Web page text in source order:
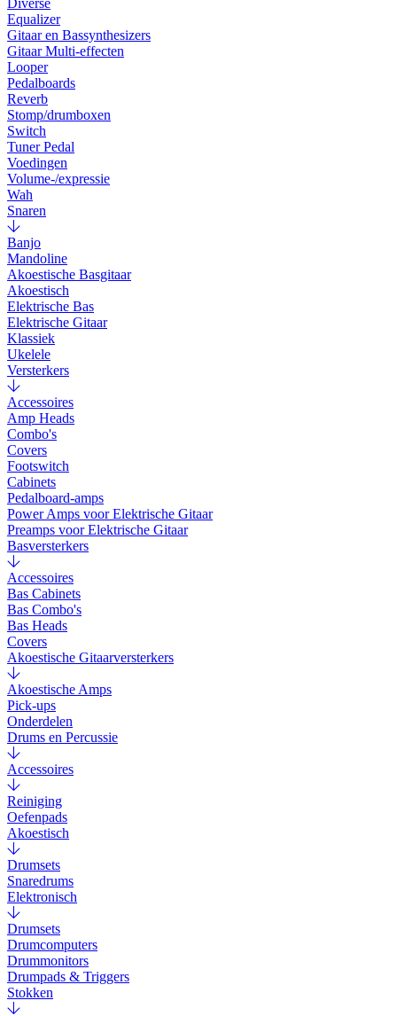
Diverse
Equalizer
Gitaar en Bassynthesizers
Gitaar Multi-effecten
Looper
Pedalboards
Reverb
Stomp/drumboxen
Switch
Tuner Pedal
Voedingen
Volume-/expressie
Wah
Snaren
Banjo
Mandoline
Akoestische Basgitaar
Akoestisch
Elektrische Bas
Elektrische Gitaar
Klassiek
Ukelele
Versterkers
Accessoires
Amp Heads
Combo's
Covers
Footswitch
Cabinets
Pedalboard-amps
Power Amps voor Elektrische Gitaar
Preamps voor Elektrische Gitaar
Basversterkers
Accessoires
Bas Cabinets
Bas Combo's
Bas Heads
Covers
Akoestische Gitaarversterkers
Akoestische Amps
Pick-ups
Onderdelen
Drums en Percussie
Accessoires
Reiniging
Oefenpads
Akoestisch
Drumsets
Snaredrums
Elektronisch
Drumsets
Drumcomputers
Drummonitors
Drumpads & Triggers
Stokken